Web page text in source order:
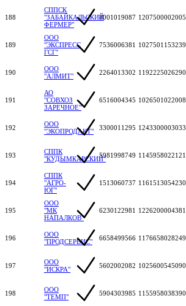
188
СППСК
"ЗАБАЙКАЛЬСКИЙ
ФЕРМЕР"
8001019087 1207500002005
189
ООО
"ЭКСПРЕСС
ГСГ"
7536006381 1027501153239
190
ООО
"АЛМИТ"
2264013302 1192225026290
191
АО
"СОВХОЗ
ЗАРЕЧНОЕ"
6516004345 1026501022008
192
ООО
"ЭКОПРОДАКТ"
3300011295 1243300003033
193
СППК
"КУДЫМКАРСКИЙ"5981998749 1145958022121
194
СППК
"АГРО-
ЮГ"
1513060737 1161513054230
195
ООО
"МК
НАПАЛКОВ"
6230122981 1226200004381
196
ООО
"ПРОДСЕРВИС"
6658499566 1176658028249
197
ООО
"ИСКРА"
5602002082 1025600545090
198
ООО
"ТЕМП"
5904303985 1155958038390